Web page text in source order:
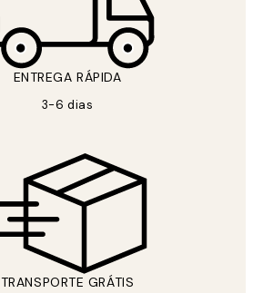
ENTREGA RÁPIDA
3-6 dias
TRANSPORTE GRÁTIS